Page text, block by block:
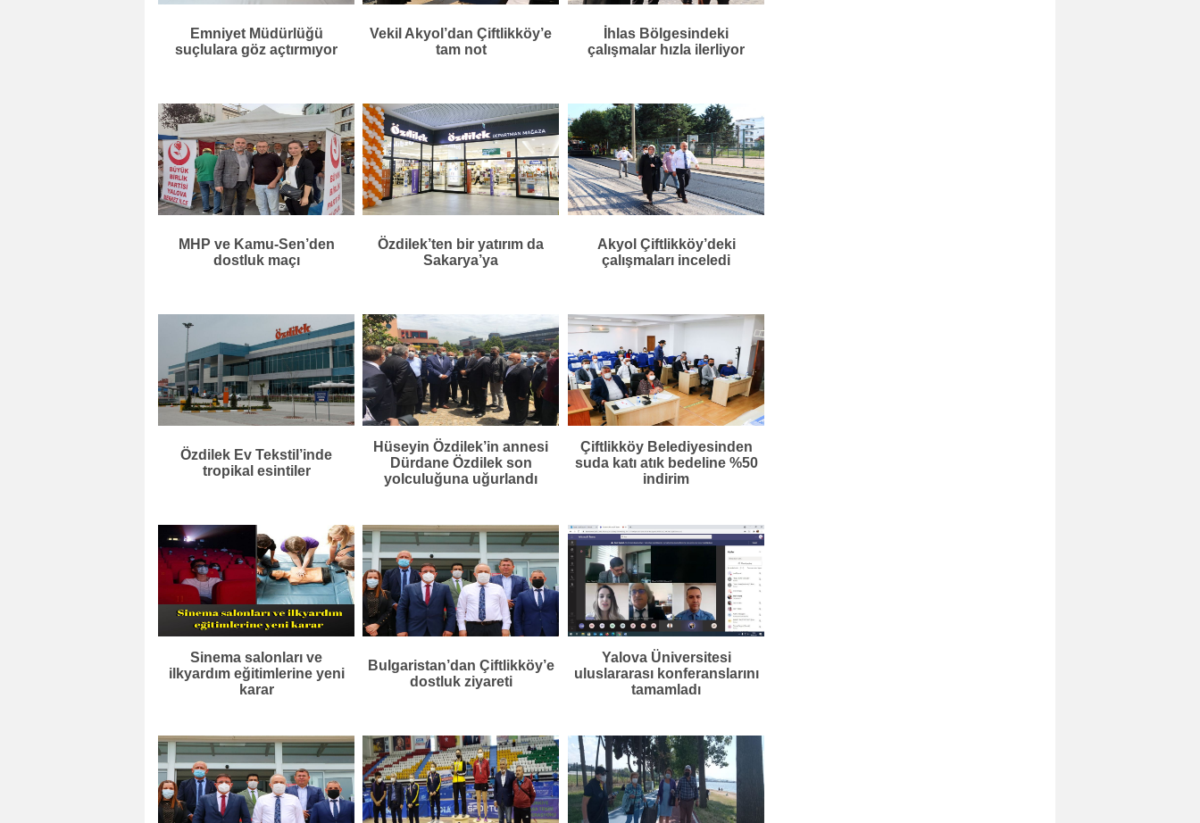
Emniyet Müdürlüğü
suçlulara göz açtırmıyor
Vekil Akyol’dan Çiftlikköy’e
tam not
İhlas Bölgesindeki
çalışmalar hızla ilerliyor
MHP ve Kamu-Sen’den
dostluk maçı
Özdilek’ten bir yatırım da
Sakarya’ya
Akyol Çiftlikköy’deki
çalışmaları inceledi
Özdilek Ev Tekstil’inde
tropikal esintiler
Hüseyin Özdilek’in annesi
Dürdane Özdilek son
yolculuğuna uğurlandı
Çiftlikköy Belediyesinden
suda katı atık bedeline %50
indirim
Sinema salonları ve
ilkyardım eğitimlerine yeni
karar
Bulgaristan’dan Çiftlikköy’e
dostluk ziyareti
Yalova Üniversitesi
uluslararası konferanslarını
tamamladı